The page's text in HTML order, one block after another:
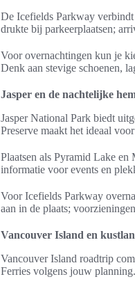
De Icefields Parkway
drukte bij parkeerplaatsen;
Voor overnachtingen kun je
Denk aan stevige schoenen,
Jasper en de nachtelijke
Jasper National Park biedt
Preserve maakt het ideaal
Plaatsen als Pyramid Lake
informatie voor events en
Voor Icefields Parkway
aan in de plaats;
Vancouver Island en
Vancouver Island roadtrip
Ferries volgens jouw planning.